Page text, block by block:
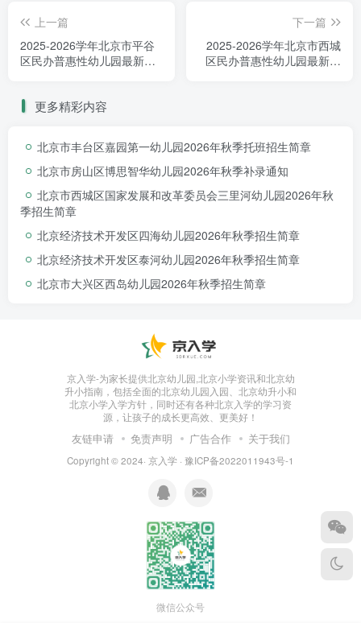
上一篇
2025-2026学年北京市平谷
区民办普惠性幼儿园最新名
下一篇
2025-2026学年北京市西城
区民办普惠性幼儿园最新名
更多精彩内容
北京市丰台区嘉园第一幼儿园2026年秋季托班招生简章
北京市房山区博思智华幼儿园2026年秋季补录通知
北京市西城区国家发展和改革委员会三里河幼儿园2026年秋
季招生简章
北京经济技术开发区四海幼儿园2026年秋季招生简章
北京经济技术开发区泰河幼儿园2026年秋季招生简章
北京市大兴区西岛幼儿园2026年秋季招生简章
京入学-为家长提供北京幼儿园,北京小学资讯和北京幼
升小指南，包括全面的北京幼儿园入园、北京幼升小和
北京小学入学方针，同时还有各种北京入学的学习资
源，让孩子的成长更高效、更美好！
友链申请 免责声明 广告合作 关于我们
Copyright © 2024· 京入学 · 豫ICP备2022011943号-1
微信公众号